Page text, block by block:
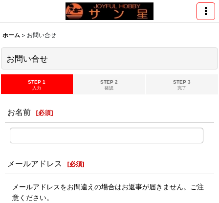
ホーム > お問い合せ
お問い合せ
STEP 1
入力
STEP 2
確認
STEP 3
完了
お名前 [必須]
メールアドレス [必須]
メールアドレスをお間違えの場合はお返事が届きません。ご注
意ください。